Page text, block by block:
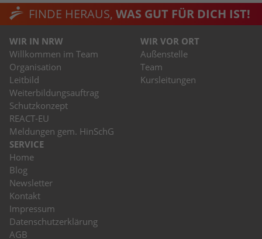
FINDE HERAUS, WAS GUT FÜR DICH IST!
WIR IN NRW
Willkommen im Team
Organisation
Leitbild
Weiterbildungsauftrag
Schutzkonzept
REACT-EU
Meldungen gem. HinSchG
WIR VOR ORT
Außenstelle
Team
Kursleitungen
SERVICE
Home
Blog
Newsletter
Kontakt
Impressum
Datenschutzerklärung
AGB